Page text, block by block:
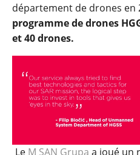
département de drones en
programme de drones
et 40 drones.
Le M SAN Grupa a joué un